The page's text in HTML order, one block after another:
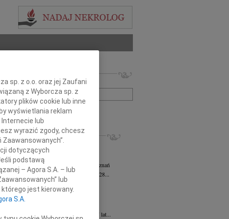
lub numer ogłoszenia:
+ szukanie zaawansowane
Kotłowski 05.08.2026
żalem i bólem w sercu...
Kowandywiek: 93
Poznań
żalem zawiadamiamy, że w dniu 28...
Krystyna Janowicz
24.07.2026
jest Pasterzem moim, niczego mi nie...
Zygmunt
W dniu 9 lipca 2026 roku, zmarł w wieku 87 lat...
sp. z o.o. oraz jej Zaufani
z Wyborcza sp. z
plików cookie lub inne
wyświetlania reklam
lub
wyrazić zgody, chcesz
dotyczących
podstawą
– Agora S.A. – lub
lub
jest kierowany.
S.A.